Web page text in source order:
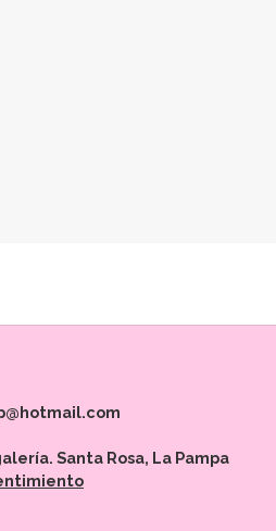
Santa Rosa, La Pampa